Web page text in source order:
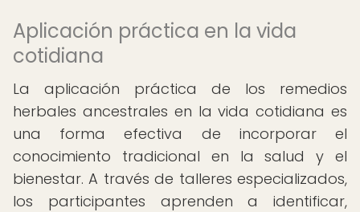
Aplicación práctica en la vida
cotidiana
La aplicación práctica de los remedios
herbales ancestrales en la vida cotidiana es
una forma efectiva de incorporar el
conocimiento tradicional en la salud y el
bienestar. A través de talleres especializados,
los participantes aprenden a identificar,